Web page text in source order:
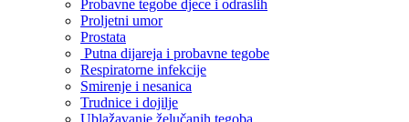
Probavne tegobe djece i odraslih
Proljetni umor
Prostata
Putna dijareja i probavne tegobe
Respiratorne infekcije
Smirenje i nesanica
Trudnice i dojilje
Ublažavanje želučanih tegoba